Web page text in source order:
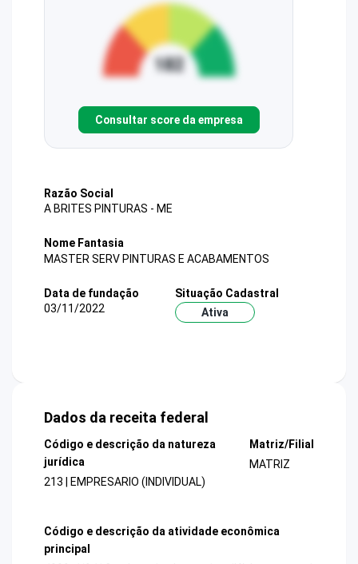
Consultar score da empresa
Razão Social
A BRITES PINTURAS - ME
Nome Fantasia
MASTER SERV PINTURAS E ACABAMENTOS
Data de fundação
03/11/2022
Situação Cadastral
Ativa
Dados da receita federal
Código e descrição da natureza
jurídica
213 | EMPRESARIO (INDIVIDUAL)
Matriz/Filial
MATRIZ
Código e descrição da atividade econômica
principal